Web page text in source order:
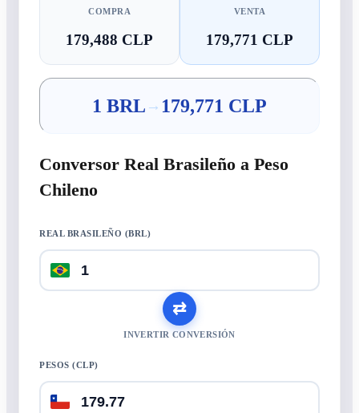
COMPRA
179,488 CLP
VENTA
179,771 CLP
1 BRL → 179,771 CLP
Conversor Real Brasileño a Peso
Chileno
REAL BRASILEÑO (BRL)
⇄
INVERTIR CONVERSIÓN
PESOS (CLP)